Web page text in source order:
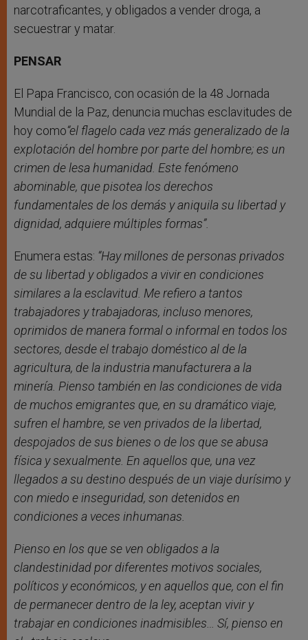
narcotraficantes, y obligados a vender droga, a
secuestrar y matar.
PENSAR
El Papa Francisco, con ocasión de la 48 Jornada
Mundial de la Paz, denuncia muchas esclavitudes de
hoy como“el flagelo cada vez más generalizado de la
explotación del hombre por parte del hombre; es un
crimen de lesa humanidad. Este fenómeno
abominable, que pisotea los derechos
fundamentales de los demás y aniquila su libertad y
dignidad, adquiere múltiples formas”.
Enumera estas: “Hay millones de personas privados
de su libertad y obligados a vivir en condiciones
similares a la esclavitud. Me refiero a tantos
trabajadores y trabajadoras, incluso menores,
oprimidos de manera formal o informal en todos los
sectores, desde el trabajo doméstico al de la
agricultura, de la industria manufacturera a la
minería. Pienso también en las condiciones de vida
de muchos emigrantes que, en su dramático viaje,
sufren el hambre, se ven privados de la libertad,
despojados de sus bienes o de los que se abusa
física y sexualmente. En aquellos que, una vez
llegados a su destino después de un viaje durísimo y
con miedo e inseguridad, son detenidos en
condiciones a veces inhumanas.
Pienso en los que se ven obligados a la
clandestinidad por diferentes motivos sociales,
políticos y económicos, y en aquellos que, con el fin
de permanecer dentro de la ley, aceptan vivir y
trabajar en condiciones inadmisibles… Sí, pienso en